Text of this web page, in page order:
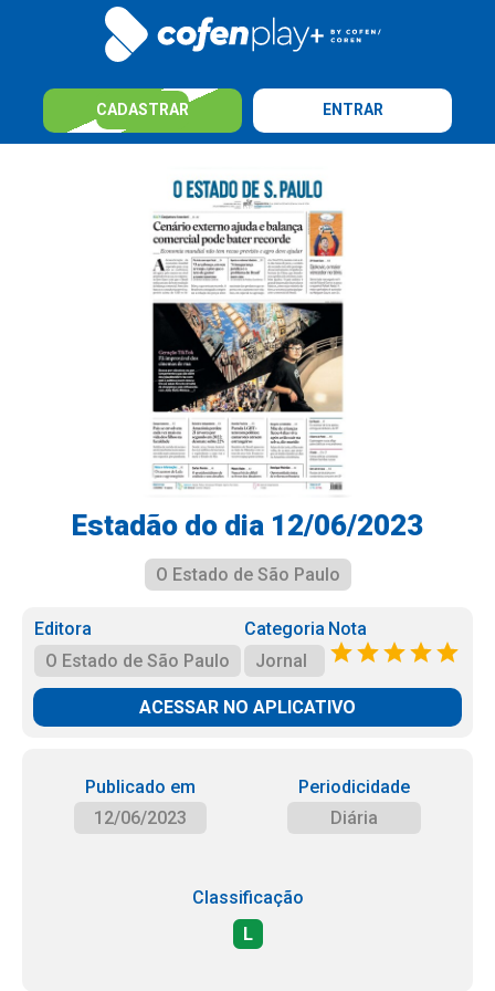
CADASTRAR ENTRAR
Estadão do dia 12/06/2023
O Estado de São Paulo
Editora
O Estado de São Paulo
Categoria
Jornal
Nota
ACESSAR NO APLICATIVO
Publicado em
12/06/2023
Periodicidade
Diária
Classificação
L